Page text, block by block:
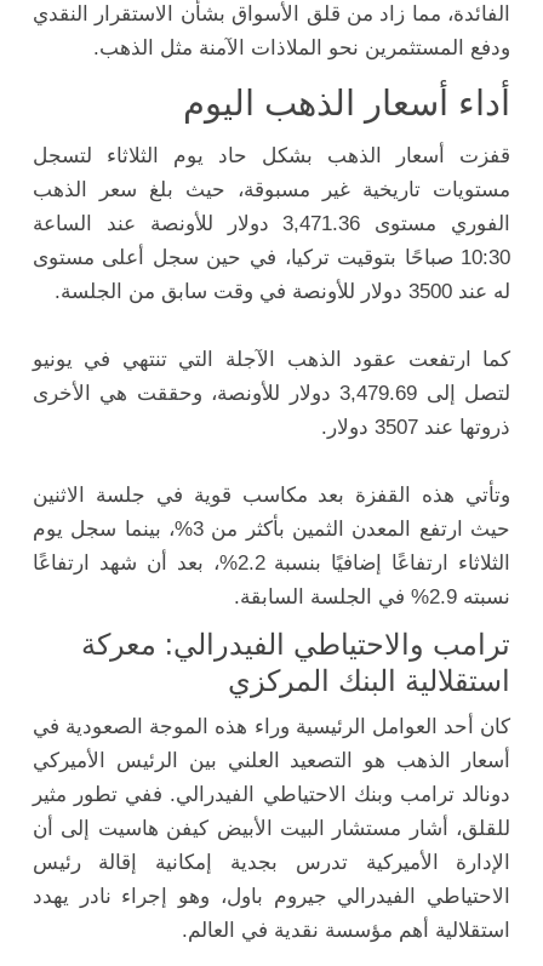
الفائدة، مما زاد من قلق الأسواق بشأن الاستقرار النقدي
ودفع المستثمرين نحو الملاذات الآمنة مثل الذهب.
أداء أسعار الذهب اليوم
قفزت أسعار الذهب بشكل حاد يوم الثلاثاء لتسجل
مستويات تاريخية غير مسبوقة، حيث بلغ سعر الذهب
الفوري مستوى 3,471.36 دولار للأونصة عند الساعة
10:30 صباحًا بتوقيت تركيا، في حين سجل أعلى مستوى
له عند 3500 دولار للأونصة في وقت سابق من الجلسة.
كما ارتفعت عقود الذهب الآجلة التي تنتهي في يونيو
لتصل إلى 3,479.69 دولار للأونصة، وحققت هي الأخرى
ذروتها عند 3507 دولار.
وتأتي هذه القفزة بعد مكاسب قوية في جلسة الاثنين
حيث ارتفع المعدن الثمين بأكثر من 3%، بينما سجل يوم
الثلاثاء ارتفاعًا إضافيًا بنسبة 2.2%، بعد أن شهد ارتفاعًا
نسبته 2.9% في الجلسة السابقة.
ترامب والاحتياطي الفيدرالي: معركة
استقلالية البنك المركزي
كان أحد العوامل الرئيسية وراء هذه الموجة الصعودية في
أسعار الذهب هو التصعيد العلني بين الرئيس الأميركي
دونالد ترامب وبنك الاحتياطي الفيدرالي. ففي تطور مثير
للقلق، أشار مستشار البيت الأبيض كيفن هاسيت إلى أن
الإدارة الأميركية تدرس بجدية إمكانية إقالة رئيس
الاحتياطي الفيدرالي جيروم باول، وهو إجراء نادر يهدد
استقلالية أهم مؤسسة نقدية في العالم.